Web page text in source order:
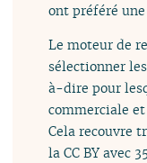
ont préféré
Le moteur de
sélectionner
à-dire pour
commerciale
Cela recouvre
la CC BY avec